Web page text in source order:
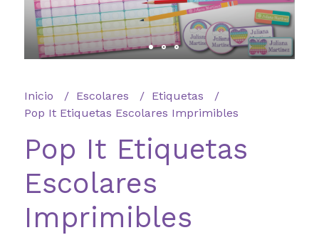
Inicio Escolares
Etiquetas
Pop It Etiquetas Escolares Imprimibles
Pop It Etiquetas
Escolares
Imprimibles